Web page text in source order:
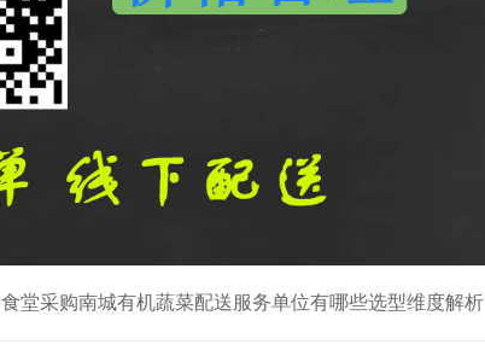
食堂采购南城有机蔬菜配送服务单位有哪些选型维度解析